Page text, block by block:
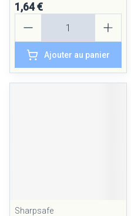
1,64 €
Ajouter au panier
Sharpsafe